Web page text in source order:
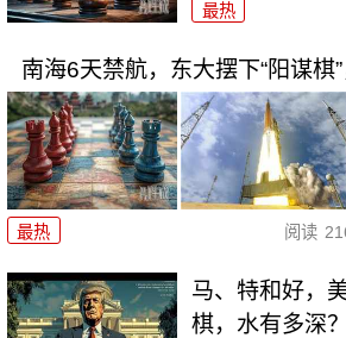
最热
南海6天禁航，东大摆下“阳谋棋”
最热 阅读
马、特和好，
棋，水有多深？